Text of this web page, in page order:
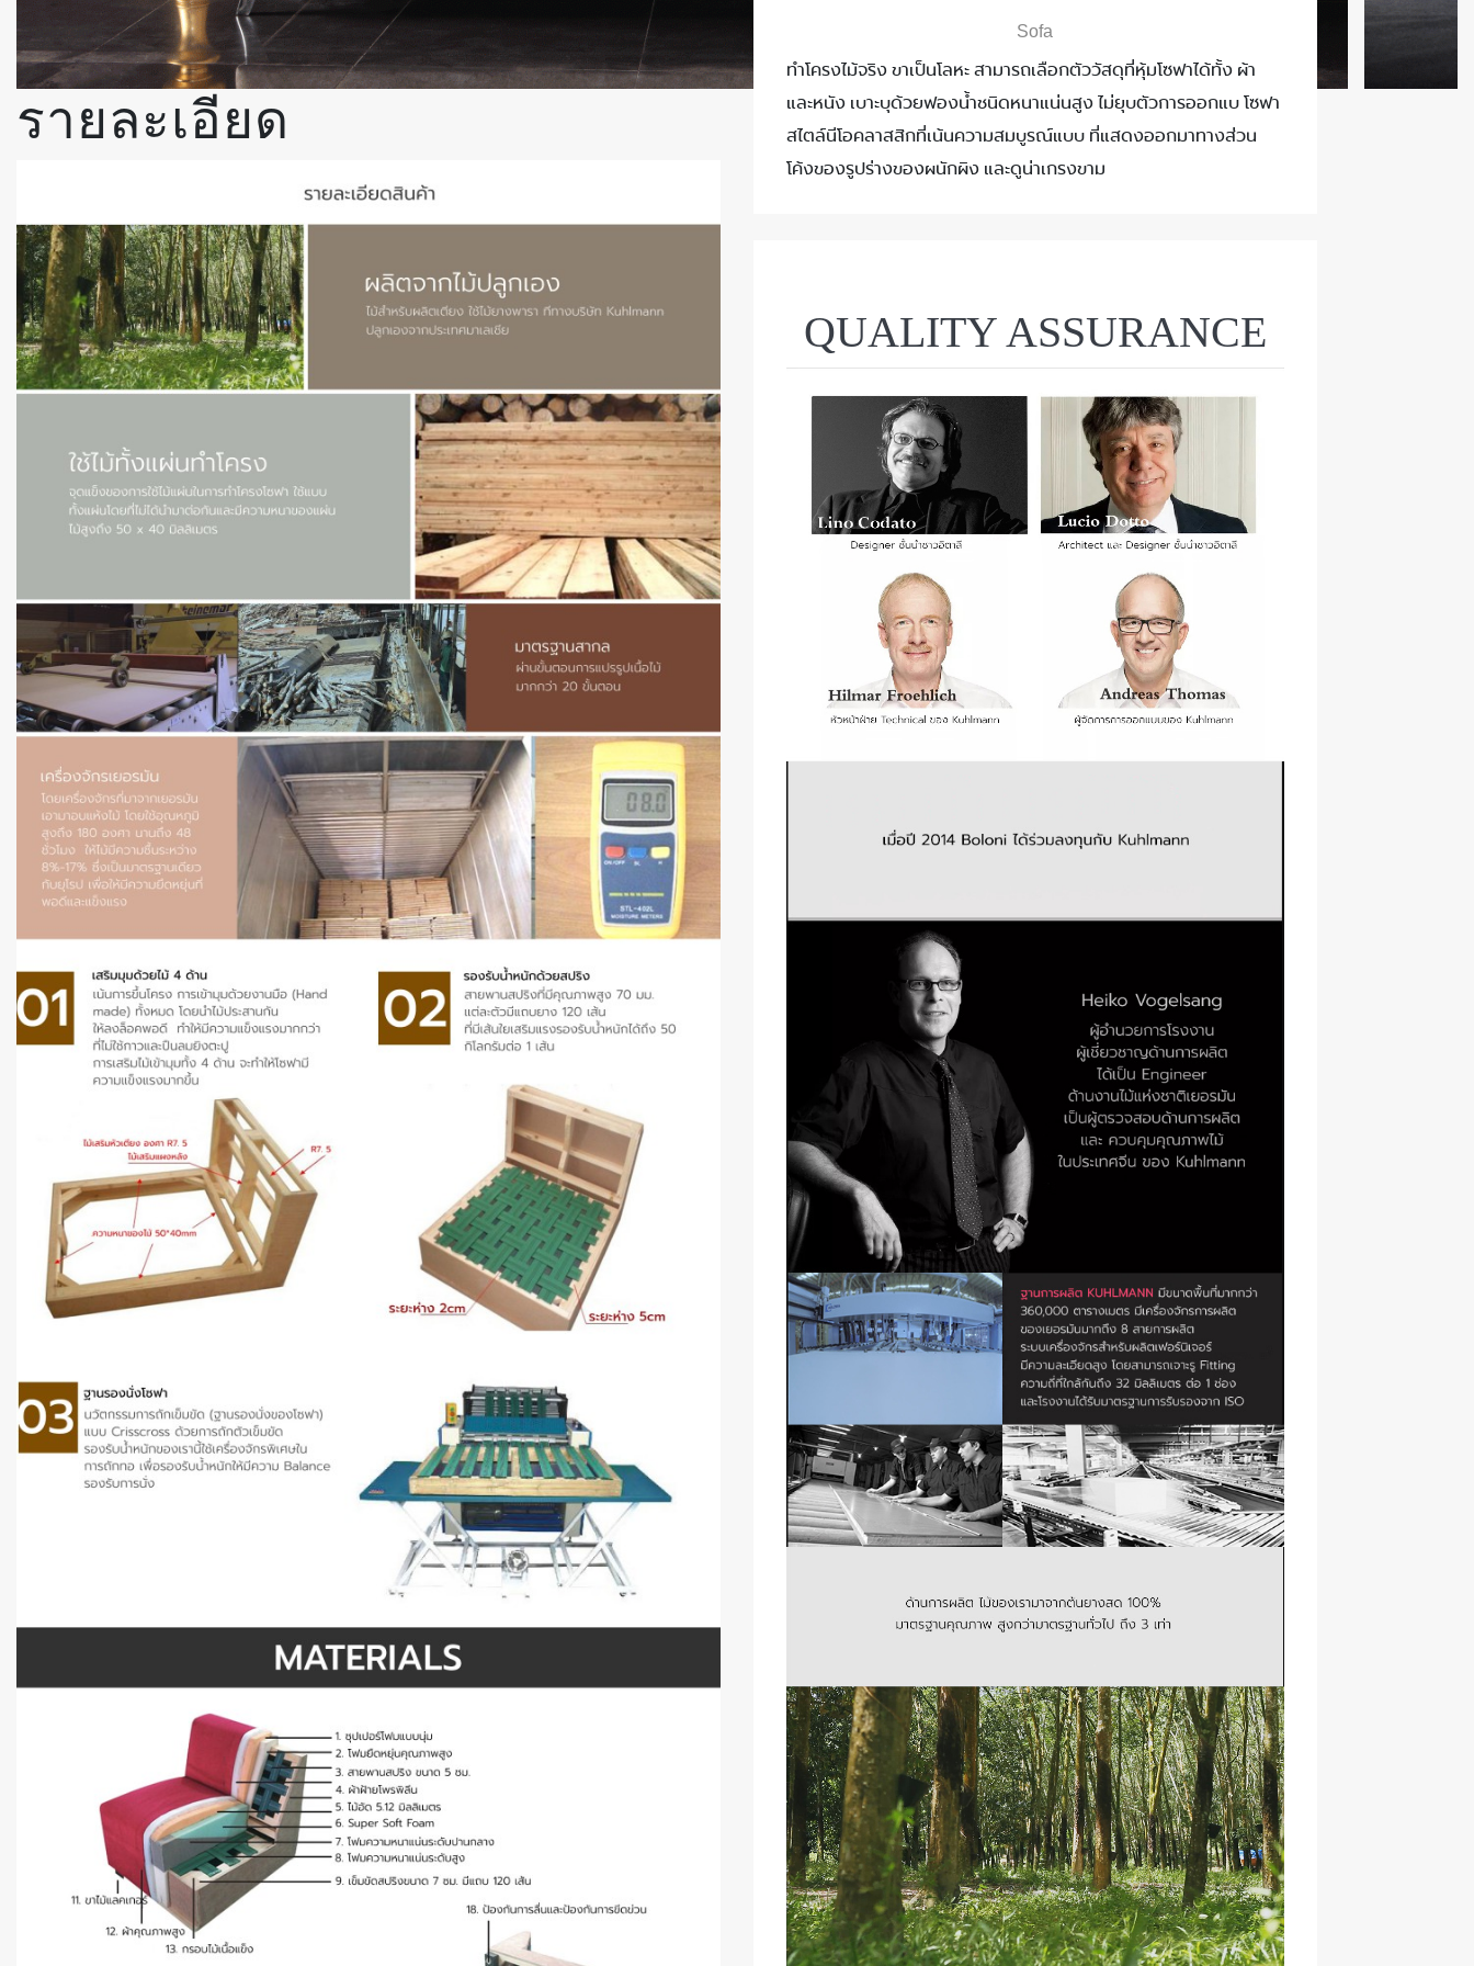
รายละเอียด
Sofa
ทำโครงไม้จริง ขาเป็นโลหะ สามารถเลือกตัววัสดุที่หุ้มโซฟาได้ทั้ง ผ้า
และหนัง เบาะบุด้วยฟองน้ำชนิดหนาแน่นสูง ไม่ยุบตัวการออกแบ โซฟา
สไตล์นีโอคลาสสิกที่เน้นความสมบูรณ์แบบ ที่แสดงออกมาทางส่วน
โค้งของรูปร่างของผนักผิง และดูน่าเกรงขาม
QUALITY ASSURANCE